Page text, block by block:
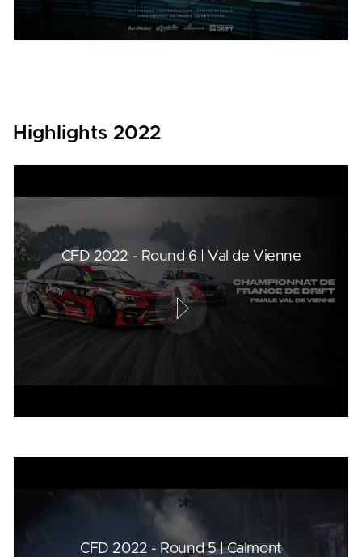
Highlights 2022
CFD 2022 - Round 6 | Val de Vienne
CFD 2022 - Round 5 | Calmont